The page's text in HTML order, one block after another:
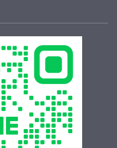
マンだ🦸‍♂️
Legacy】